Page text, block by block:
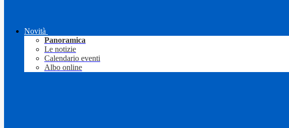
Novità
Panoramica
Le notizie
Calendario eventi
Albo online